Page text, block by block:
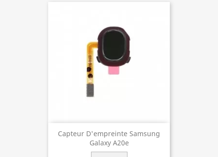
Capteur D'empreinte Samsung
Galaxy A20e